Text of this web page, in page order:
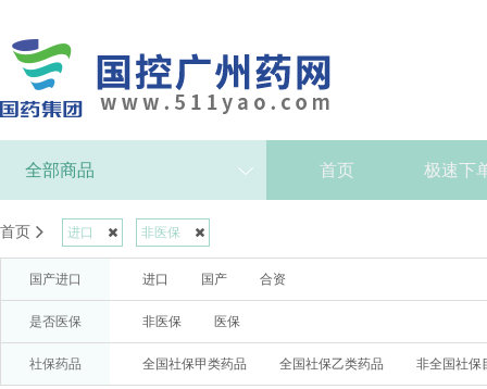
全部商品 首页 极速下
首页 进口 非医保
国产进口 进口 国产 合资
是否医保 非医保 医保
社保药品 全国社保甲类药品 全国社保乙类药品 非全国社保